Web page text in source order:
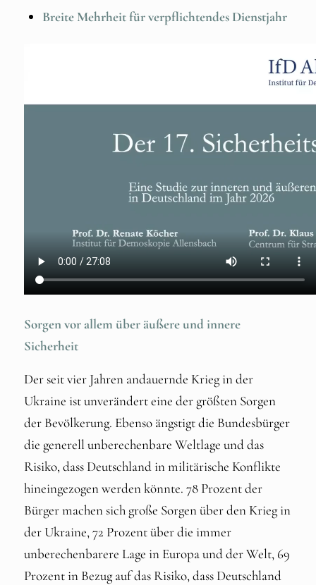
Breite Mehrheit für verpflichtendes Dienstjahr
Sorgen vor allem über äußere und innere
Sicherheit
Der seit vier Jahren andauernde Krieg in der
Ukraine ist unverändert eine der größten Sorgen
der Bevölkerung. Ebenso ängstigt die Bundesbürger
die generell unberechenbare Weltlage und das
Risiko, dass Deutschland in militärische Konflikte
hineingezogen werden könnte. 78 Prozent der
Bürger machen sich große Sorgen über den Krieg in
der Ukraine, 72 Prozent über die immer
unberechenbarere Lage in Europa und der Welt, 69
Prozent in Bezug auf das Risiko, dass Deutschland